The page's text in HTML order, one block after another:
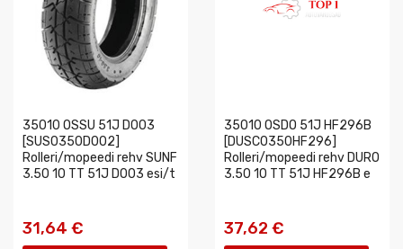
35010 OSSU 51J D003
[SUS0350D002]
Rolleri/mopeedi rehv SUNF
3.50 10 TT 51J D003 esi/t
31,64 €
35010 OSDO 51J HF296B
[DUSC0350HF296]
Rolleri/mopeedi rehv DURO
3.50 10 TT 51J HF296B e
37,62 €